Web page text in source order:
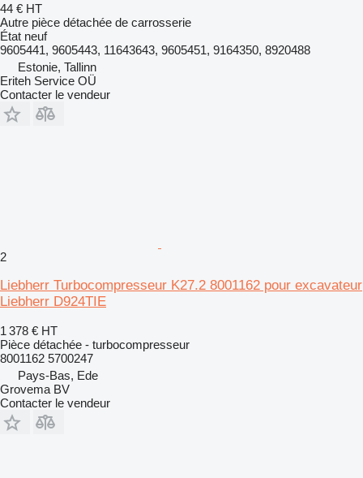
44 € HT
Autre pièce détachée de carrosserie
État neuf
9605441, 9605443, 11643643, 9605451, 9164350, 8920488
Estonie, Tallinn
Eriteh Service OÜ
Contacter le vendeur
2
Liebherr Turbocompresseur K27.2 8001162 pour excavateur
Liebherr D924TIE
1 378 € HT
Pièce détachée - turbocompresseur
8001162 5700247
Pays-Bas, Ede
Grovema BV
Contacter le vendeur